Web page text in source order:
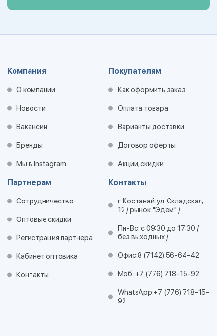
Компания
О компании
Новости
Вакансии
Бренды
Мы в Instagram
Покупателям
Как оформить заказ
Оплата товара
Варианты доставки
Договор оферты
Акции, скидки
Партнерам
Сотрудничество
Оптовые скидки
Регистрация партнера
Кабинет оптовика
Контакты
Контакты
г. Костанай, ул. Складская,
12 / рынок "Эдем" /
Пн-Вс: с 09:30 до 17:30 /
без выходных /
Офис:8 (7142) 56-64-42
Моб.:+7 (776) 718-15-92
WhatsApp:+7 (776) 718-15-
92